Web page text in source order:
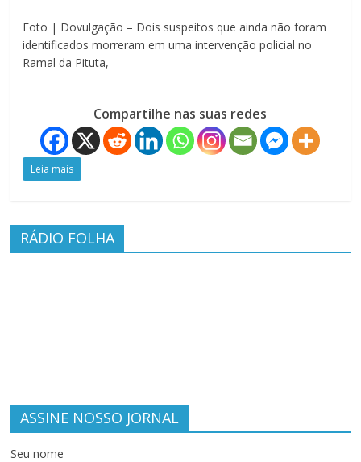
Foto | Dovulgação – Dois suspeitos que ainda não foram
identificados morreram em uma intervenção policial no
Ramal da Pituta,
Compartilhe nas suas redes
Leia mais
RÁDIO FOLHA
ASSINE NOSSO JORNAL
Seu nome